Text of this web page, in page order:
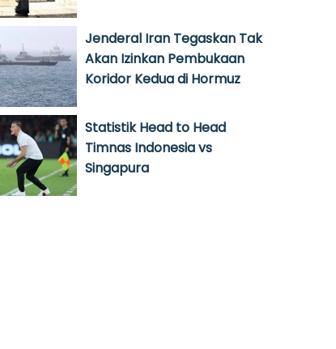
Jenderal Iran Tegaskan Tak
Akan Izinkan Pembukaan
Koridor Kedua di Hormuz
Statistik Head to Head
Timnas Indonesia vs
Singapura